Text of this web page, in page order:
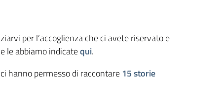
per l’accoglienza che ci avete riservato e
le abbiamo indicatequi.
hanno permesso di raccontare15 storie